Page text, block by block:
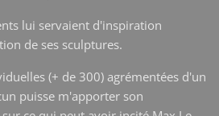
lui servaient d'inspiration
de ses sculptures.
(+ de 300) agrémentées d'un
puisse m'apporter son